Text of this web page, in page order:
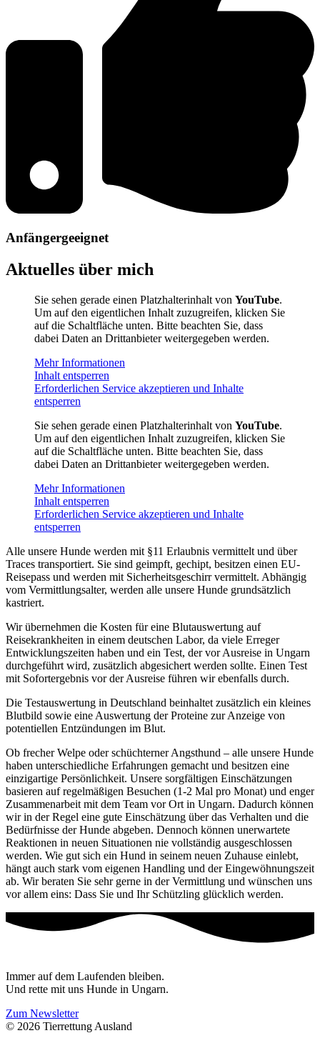
Anfängergeeignet
Aktuelles über mich
Sie sehen gerade einen Platzhalterinhalt von YouTube.
Um auf den eigentlichen Inhalt zuzugreifen, klicken Sie
auf die Schaltfläche unten. Bitte beachten Sie, dass
dabei Daten an Drittanbieter weitergegeben werden.
Mehr Informationen
Inhalt entsperren
Erforderlichen Service akzeptieren und Inhalte
entsperren
Sie sehen gerade einen Platzhalterinhalt von YouTube.
Um auf den eigentlichen Inhalt zuzugreifen, klicken Sie
auf die Schaltfläche unten. Bitte beachten Sie, dass
dabei Daten an Drittanbieter weitergegeben werden.
Mehr Informationen
Inhalt entsperren
Erforderlichen Service akzeptieren und Inhalte
entsperren
Alle unsere Hunde werden mit §11 Erlaubnis vermittelt und über
Traces transportiert. Sie sind geimpft, gechipt, besitzen einen EU-
Reisepass und werden mit Sicherheitsgeschirr vermittelt. Abhängig
vom Vermittlungsalter, werden alle unsere Hunde grundsätzlich
kastriert.
Wir übernehmen die Kosten für eine Blutauswertung auf
Reisekrankheiten in einem deutschen Labor, da viele Erreger
Entwicklungszeiten haben und ein Test, der vor Ausreise in Ungarn
durchgeführt wird, zusätzlich abgesichert werden sollte. Einen Test
mit Sofortergebnis vor der Ausreise führen wir ebenfalls durch.
Die Testauswertung in Deutschland beinhaltet zusätzlich ein kleines
Blutbild sowie eine Auswertung der Proteine zur Anzeige von
potentiellen Entzündungen im Blut.
Ob frecher Welpe oder schüchterner Angsthund – alle unsere Hunde
haben unterschiedliche Erfahrungen gemacht und besitzen eine
einzigartige Persönlichkeit. Unsere sorgfältigen Einschätzungen
basieren auf regelmäßigen Besuchen (1-2 Mal pro Monat) und enger
Zusammenarbeit mit dem Team vor Ort in Ungarn. Dadurch können
wir in der Regel eine gute Einschätzung über das Verhalten und die
Bedürfnisse der Hunde abgeben. Dennoch können unerwartete
Reaktionen in neuen Situationen nie vollständig ausgeschlossen
werden. Wie gut sich ein Hund in seinem neuen Zuhause einlebt,
hängt auch stark vom eigenen Handling und der Eingewöhnungszeit
ab. Wir beraten Sie sehr gerne in der Vermittlung und wünschen uns
vor allem eins: Dass Sie und Ihr Schützling glücklich werden.
Immer auf dem Laufenden bleiben.
Und rette mit uns Hunde in Ungarn.
Zum Newsletter
© 2026 Tierrettung Ausland